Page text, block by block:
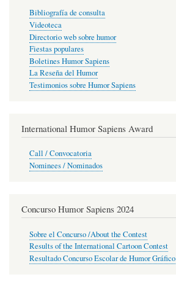
Bibliografía de consulta
Videoteca
Directorio web sobre humor
Fiestas populares
Boletines Humor Sapiens
La Reseña del Humor
Testimonios sobre Humor Sapiens
International Humor Sapiens Award
Call / Convocatoria
Nominees / Nominados
Concurso Humor Sapiens 2024
Sobre el Concurso /About the Contest
Results of the International Cartoon Contest
Resultado Concurso Escolar de Humor Gráfico